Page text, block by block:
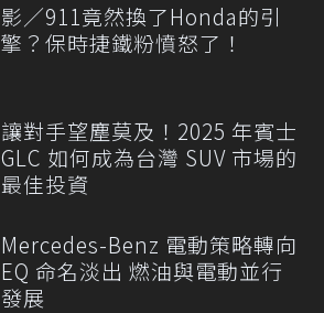
影／911竟然換了Honda的引
擎？保時捷鐵粉憤怒了！
讓對手望塵莫及！2025 年賓士
GLC 如何成為台灣 SUV 市場的
最佳投資
Mercedes-Benz 電動策略轉向
EQ 命名淡出 燃油與電動並行
發展